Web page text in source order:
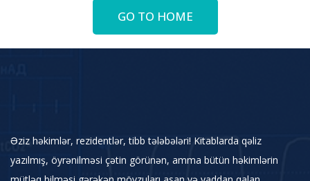
GO TO HOME
Əziz həkimlər, rezidentlər, tibb tələbələri! Kitablarda qəliz
yazılmış, öyrənilməsi çətin görünən, amma bütün həkimlərin